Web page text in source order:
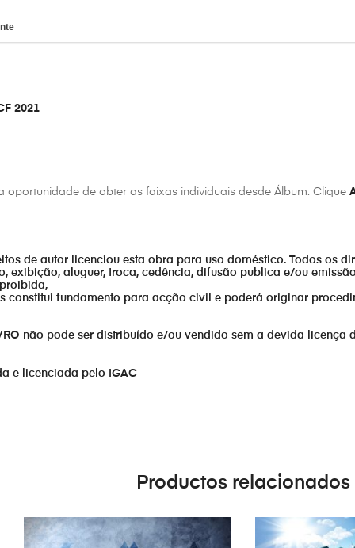
close
You answer the Prayers
a Tua Brisa
2021
oportunidade de obter as faixas individuais desde Álbum. Clique
de autor licenciou esta obra para uso doméstico. Todos os
exibição, aluguer, troca, cedência, difusão publica e/ou
constitui fundamento para acção civil e poderá originar
não pode ser distribuído e/ou vendido sem a devida licença
e licenciada pelo IGAC
Productos relacionados